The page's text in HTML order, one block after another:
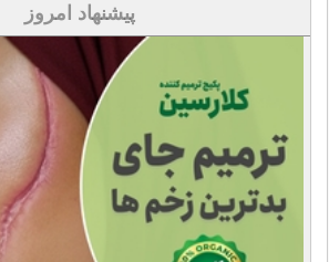
پیشنهاد امروز